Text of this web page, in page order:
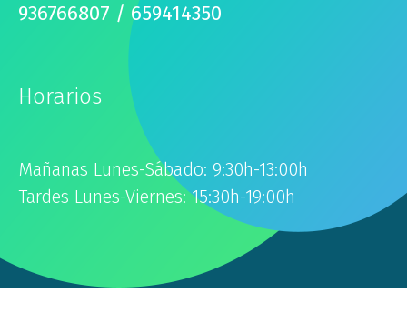
936766807 / 659414350
Horarios
Mañanas Lunes-Sábado: 9:30h-13:00h
Tardes Lunes-Viernes: 15:30h-19:00h